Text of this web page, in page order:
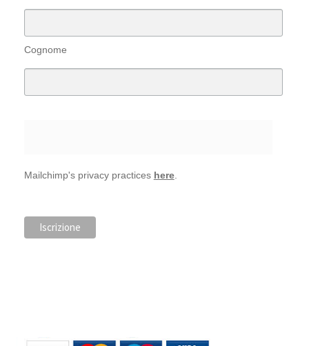
Cognome
Mailchimp's privacy practices here.